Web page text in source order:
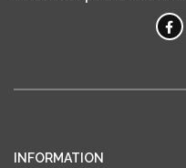
INFORMATION